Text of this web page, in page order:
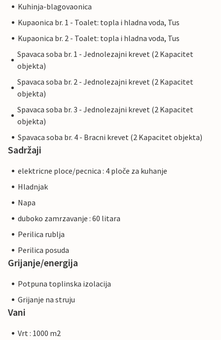
Kuhinja-blagovaonica
Kupaonica br. 1 - Toalet: topla i hladna voda, Tus
Kupaonica br. 2 - Toalet: topla i hladna voda, Tus
Spavaca soba br. 1 - Jednolezajni krevet (2 Kapacitet
objekta)
Spavaca soba br. 2 - Jednolezajni krevet (2 Kapacitet
objekta)
Spavaca soba br. 3 - Jednolezajni krevet (2 Kapacitet
objekta)
Spavaca soba br. 4 - Bracni krevet (2 Kapacitet objekta)
Sadržaji
elektricne ploce/pecnica : 4 ploče za kuhanje
Hladnjak
Napa
duboko zamrzavanje : 60 litara
Perilica rublja
Perilica posuda
Grijanje/energija
Potpuna toplinska izolacija
Grijanje na struju
Vani
Vrt : 1000 m2